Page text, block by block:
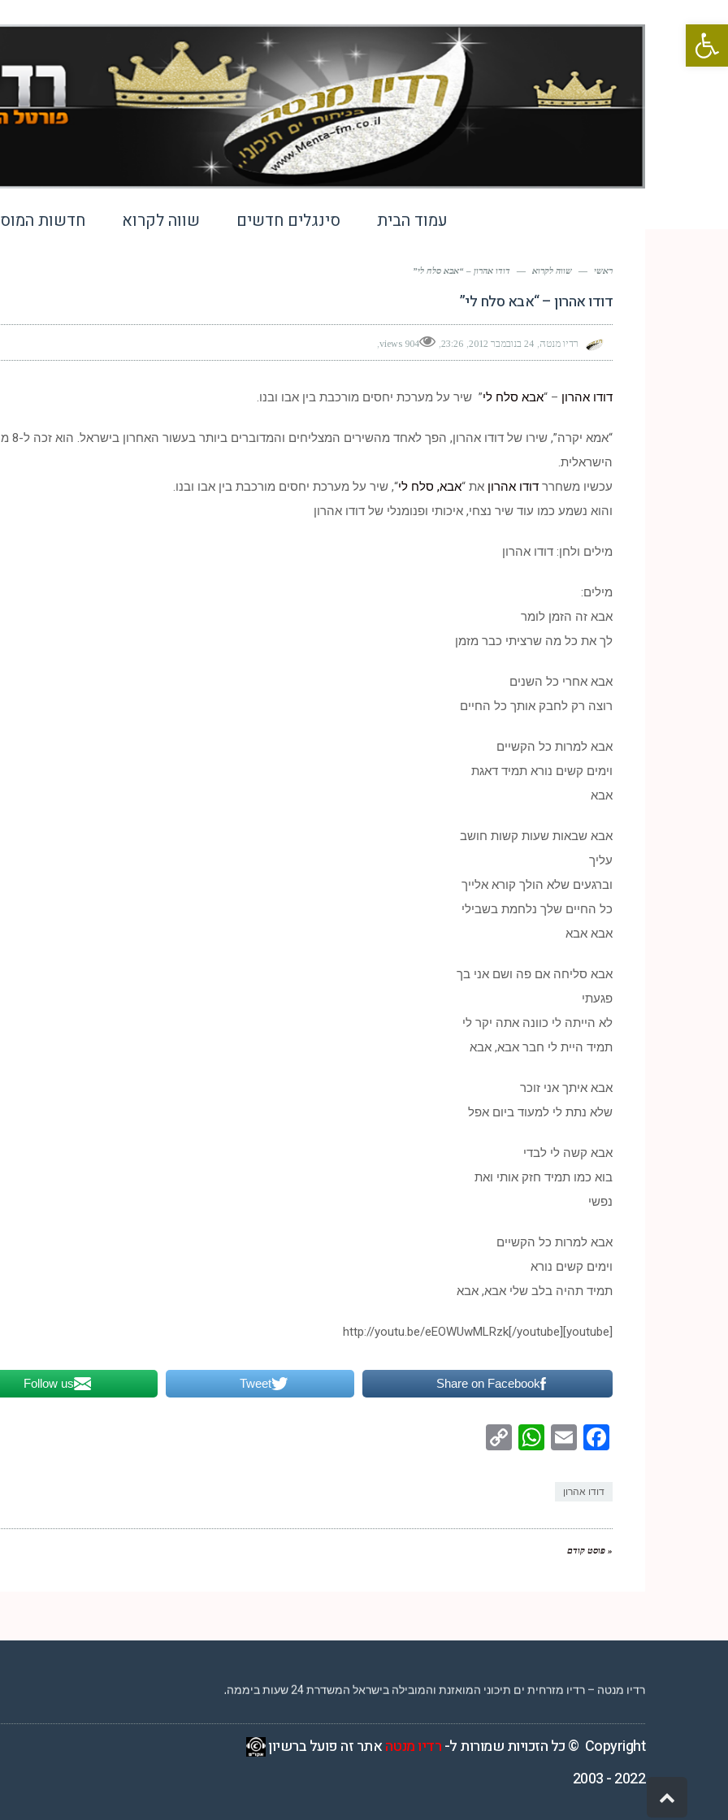
פתח סרגל נגישות
עמוד הבית סינגלים חדשים שווה לקרוא חדשות
ראשי — שווה לקרוא — דודו אהרון – “אבא סלח לי”
דודו אהרון – “אבא סלח לי”
רדיו מנטה 24 בנובמבר 2012 23:26
904 views
דודו אהרון – “אבא סלח לי” שיר על מערכת יחסים מורכבת בין אבו ובנו.
הישראלית.
עכשיו משחרר דודו אהרון את “אבא, סלח לי“, שיר על מערכת יחסים מורכבת בין אבו ובנו.
והוא נשמע כמו עוד שיר נצחי, איכותי ופנומנלי של דודו אהרון
מילים ולחן: דודו אהרון
מילים:
אבא זה הזמן לומר
לך את כל מה שרציתי כבר מזמן
אבא אחרי כל השנים
רוצה רק לחבק אותך כל החיים
אבא למרות כל הקשיים
וימים קשים נורא תמיד דאגת
אבא
אבא שבאות שעות קשות חושב
עליך
וברגעים שלא הולך קורא אלייך
כל החיים שלך נלחמת בשבילי
אבא אבא
אבא סליחה אם פה ושם אני בך
פגעתי
לא הייתה לי כוונה אתה יקר לי
תמיד היית לי חבר אבא, אבא
אבא איתך אני זוכר
שלא נתת לי למעוד ביום אפל
אבא קשה לי לבדי
בוא כמו תמיד חזק אותי ואת
נפשי
אבא למרות כל הקשיים
וימים קשים נורא
תמיד תהיה בלב שלי אבא, אבא
[youtube]http://youtu.be/eEOWUwMLRzk[/youtube]
Share on Facebook
Tweet
Follow us
Facebook
Email
WhatsApp
דודו אהרון
« פוסט קודם
Copyright © כל הזכויות שמורות ל- רדיו מנטהאתר זה פועל ברשיון
2022 - 2003